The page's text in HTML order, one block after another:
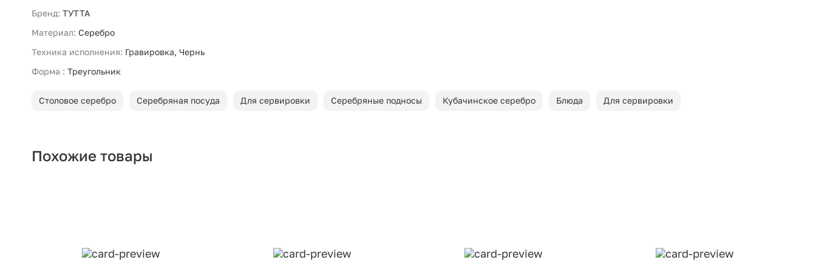
Бренд: ТУТТА
Материал: Серебро
Техника исполнения: Гравировка, Чернь
Форма : Треугольник
Столовое серебро Серебряная посуда Для сервировки Серебряные подносы Кубачинское серебро Блюда Для сервировки
Похожие товары